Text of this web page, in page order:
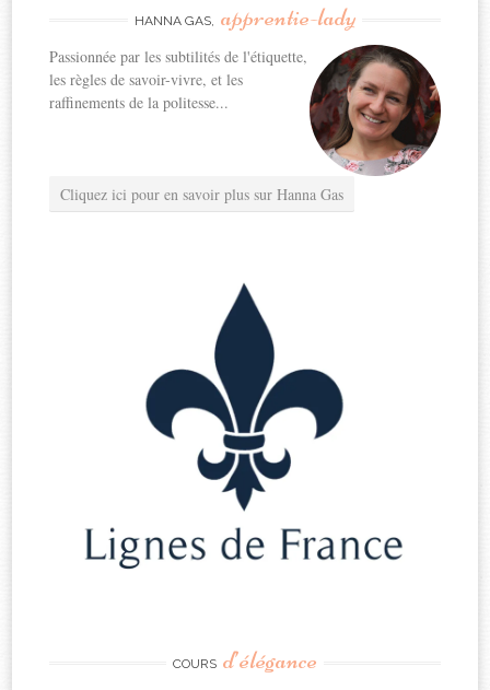
HANNA GAS, apprentie-lady
Passionnée par les subtilités de l'étiquette,
les règles de savoir-vivre, et les
raffinements de la politesse...
Cliquez ici pour en savoir plus sur Hanna Gas
COURS d’élégance